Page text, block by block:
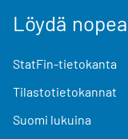
Löydä
StatFin-tietokanta
Tilastotietokannat
Suomi lukuina